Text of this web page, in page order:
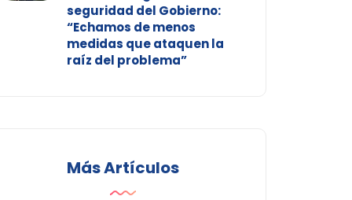
seguridad del Gobierno:
“Echamos de menos
medidas que ataquen la
raíz del problema”
Más Artículos